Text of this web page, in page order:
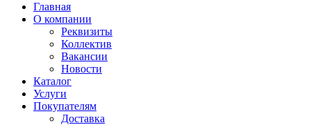
Главная
О компании
Реквизиты
Коллектив
Вакансии
Новости
Каталог
Услуги
Покупателям
Доставка